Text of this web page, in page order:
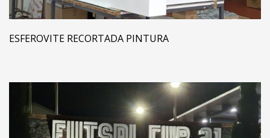
ESFEROVITE RECORTADA PINTURA